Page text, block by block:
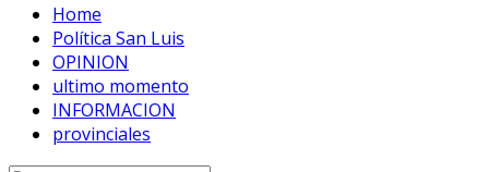
Home
Política San Luis
OPINION
ultimo momento
INFORMACION
provinciales